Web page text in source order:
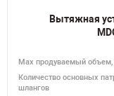
Вытяжная
Мах продуваемый объем,
Количество основных
шлангов